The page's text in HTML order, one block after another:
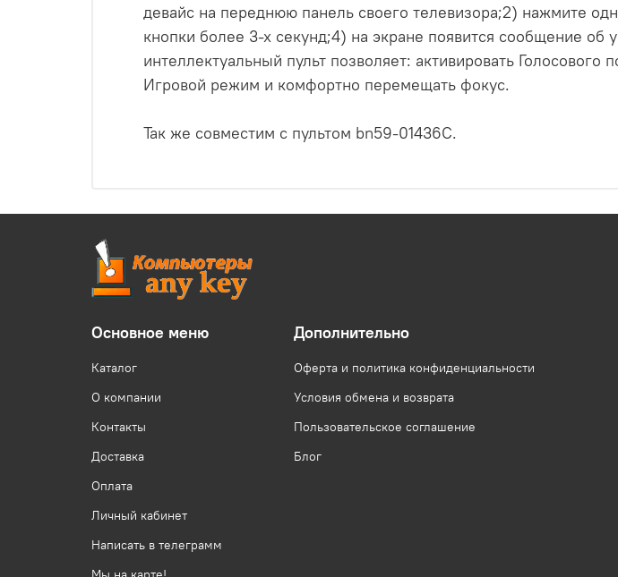
девайс на переднюю панель своего телевизора;2) нажмите
кнопки более 3-х секунд;4) на экране появится сообщение
интеллектуальный пульт позволяет: активировать
Игровой режим и комфортно перемещать фокус.
Так же совместим с пультом bn59-01436С.
Основное меню
Каталог
О компании
Контакты
Доставка
Оплата
Личный кабинет
Написать в телеграмм
Дополнительно
Оферта и политика конфиденциальности
Условия обмена и возврата
Пользовательское соглашение
Блог